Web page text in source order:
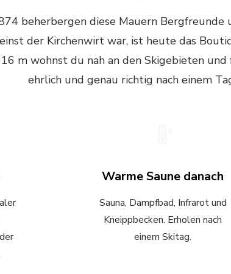
beherbergen diese Mauern Bergfreunde
einst der Kirchenwirt war, ist heute das
m wohnst du nah an den Skigebieten
ehrlich und genau richtig nach einem
Warme Saune danach
Sauna, Dampfbad, Infrarot und
Kneippbecken. Erholen nach
einem Skitag.